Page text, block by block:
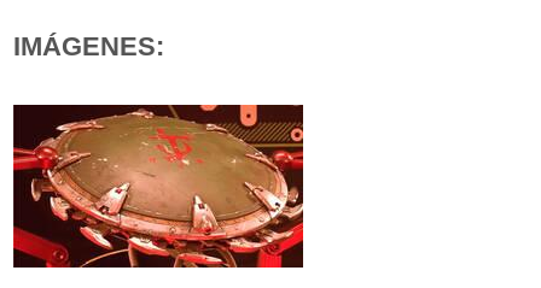
IMÁGENES: